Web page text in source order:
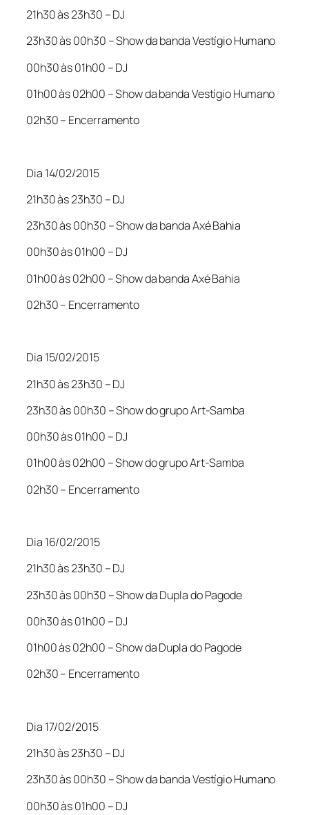
21h30 às 23h30 – DJ
23h30 às 00h30 – Show da banda Vestígio Humano
00h30 às 01h00 – DJ
01h00 às 02h00 – Show da banda Vestígio Humano
02h30 – Encerramento
Dia 14/02/2015
21h30 às 23h30 – DJ
23h30 às 00h30 – Show da banda Axé Bahia
00h30 às 01h00 – DJ
01h00 às 02h00 – Show da banda Axé Bahia
02h30 – Encerramento
Dia 15/02/2015
21h30 às 23h30 – DJ
23h30 às 00h30 – Show do grupo Art-Samba
00h30 às 01h00 – DJ
01h00 às 02h00 – Show do grupo Art-Samba
02h30 – Encerramento
Dia 16/02/2015
21h30 às 23h30 – DJ
23h30 às 00h30 – Show da Dupla do Pagode
00h30 às 01h00 – DJ
01h00 às 02h00 – Show da Dupla do Pagode
02h30 – Encerramento
Dia 17/02/2015
21h30 às 23h30 – DJ
23h30 às 00h30 – Show da banda Vestígio Humano
00h30 às 01h00 – DJ